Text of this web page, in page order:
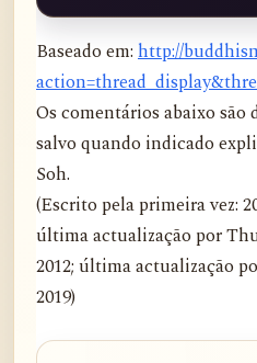
Baseado em: http://
Os comentários abaixo são
salvo quando indicado
Soh.
(Escrito pela primeira vez:
última actualização por
2012; última actualização
2019)